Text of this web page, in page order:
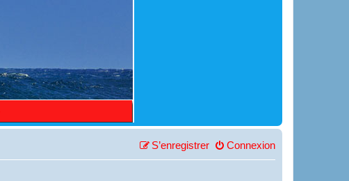
Connexion
S’enregistrer